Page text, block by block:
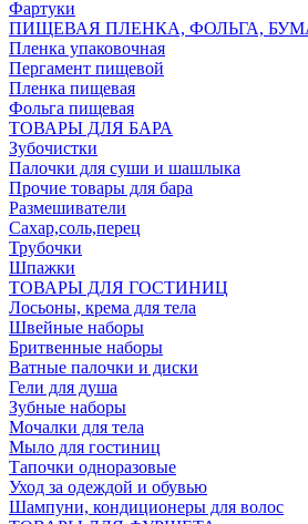
Фартуки
ПИЩЕВАЯ ПЛЕНКА, ФОЛЬГА,
Пленка упаковочная
Пергамент пищевой
Пленка пищевая
Фольга пищевая
ТОВАРЫ ДЛЯ БАРА
Зубочистки
Палочки для суши и шашлыка
Прочие товары для бара
Размешиватели
Сахар,соль,перец
Трубочки
Шпажки
ТОВАРЫ ДЛЯ ГОСТИНИЦ
Лосьоны, крема для тела
Швейные наборы
Бритвенные наборы
Ватные палочки и диски
Гели для душа
Зубные наборы
Мочалки для тела
Мыло для гостиниц
Тапочки одноразовые
Уход за одеждой и обувью
Шампуни, кондиционеры для волос